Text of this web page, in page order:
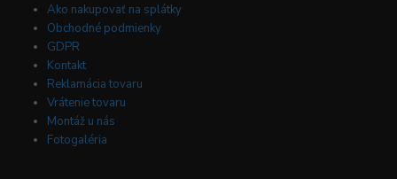
Ako nakupovať na splátky
Obchodné podmienky
GDPR
Kontakt
Reklamácia tovaru
Vrátenie tovaru
Montáž u nás
Fotogaléria